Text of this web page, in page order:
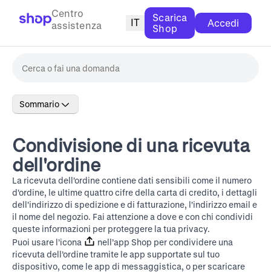
Centro
assistenza
IT
Scarica
Shop
Accedi
Sommario
Condivisione di una ricevuta
dell'ordine
La ricevuta dell'ordine contiene dati sensibili come il numero
d'ordine, le ultime quattro cifre della carta di credito, i dettagli
dell'indirizzo di spedizione e di fatturazione, l'indirizzo email e
il nome del negozio. Fai attenzione a dove e con chi condividi
queste informazioni per proteggere la tua privacy.
Puoi usare l’icona
nell’app Shop per condividere una
ricevuta dell’ordine tramite le app supportate sul tuo
dispositivo, come le app di messaggistica, o per scaricare